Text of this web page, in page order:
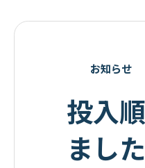
お知らせ
投入
ました